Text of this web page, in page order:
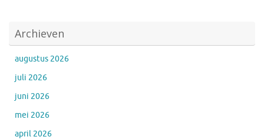
Archieven
augustus 2026
juli 2026
juni 2026
mei 2026
april 2026